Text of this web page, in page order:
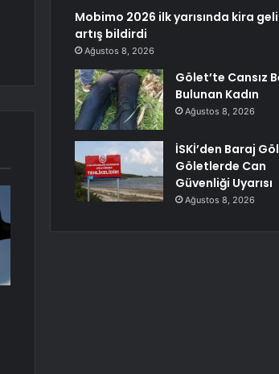
Mobimo 2026 ilk yarısında kira
artış bildirdi
Ağustos 8, 2026
Gölet’te Cansız
Bulunan Kadın
Ağustos 8, 2026
İSKİ’den Baraj
Göletlerde Can
Güvenliği Uyarısı
Ağustos 8, 2026